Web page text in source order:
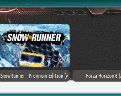
SnowRunner - Premium Edition [v
Forza Horizon 6